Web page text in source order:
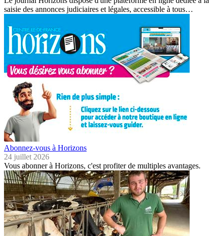
saisie des annonces judiciaires et légales, accessible à tous…
Abonnez-vous à Horizons
24 juillet 2026
Vous abonner à Horizons, c'est profiter de multiples avantages.